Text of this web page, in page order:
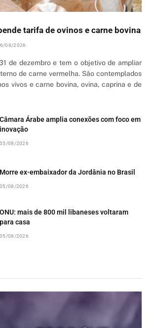
tarifa de ovinos e carne bovina
08/2026
de dezembro e tem o objetivo de ampliar
de carne vermelha. São contemplados
vivos e carne bovina, ovina, caprina e de
Câmara Árabe amplia conexões com foco em
inovação
05/08/2026
Morre ex-embaixador da Jordânia no Brasil
05/08/2026
ONU: mais de 800 mil libaneses voltaram
para casa
05/08/2026